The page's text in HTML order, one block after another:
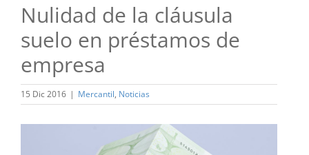
Nulidad de la cláusula
suelo en préstamos de
empresa
15 Dic 2016 | Mercantil, Noticias